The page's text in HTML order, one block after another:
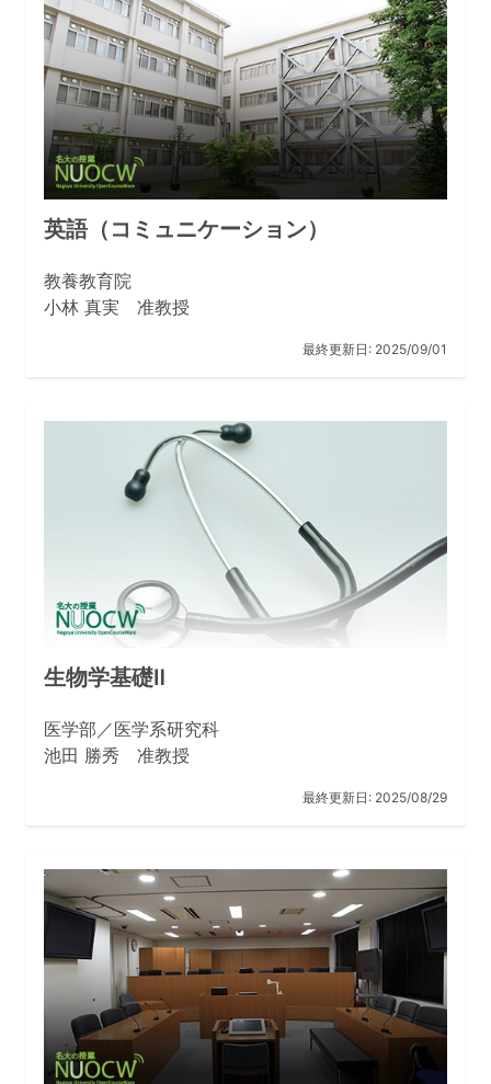
英語（コミュニケーション）
教養教育院
小林 真実 准教授
最終更新日: 2025/09/01
生物学基礎Ⅱ
医学部／医学系研究科
池田 勝秀 准教授
最終更新日: 2025/08/29